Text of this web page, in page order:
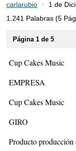
carlarubio
1 de
1.241 Palabras (5
Página 1 de 5
Cup Cakes Music
EMPRESA
Cup Cakes Music
GIRO
Producto producción